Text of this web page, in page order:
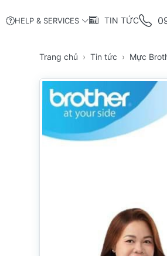
HELP & SERVICES TIN TỨC
Trang chủ Tin tức Mực